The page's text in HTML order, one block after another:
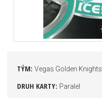
TÝM: Vegas Golden Knights
DRUH KARTY: Paralel